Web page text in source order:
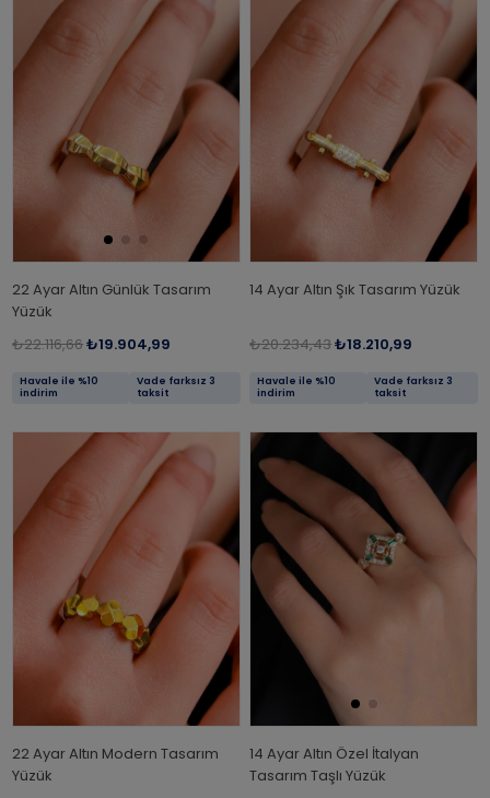
22 Ayar Altın Günlük Tasarım
Yüzük
₺22.116,66₺19.904,99
Havale ile %10
indirim
Vade farksız 3
taksit
14 Ayar Altın Şık Tasarım Yüzük
₺20.234,43₺18.210,99
Havale ile %10
indirim
Vade farksız 3
taksit
22 Ayar Altın Modern Tasarım
Yüzük
14 Ayar Altın Özel İtalyan
Tasarım Taşlı Yüzük